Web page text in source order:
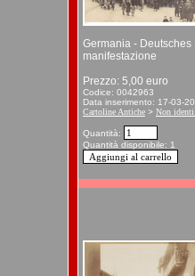
Germania - Deutsches
manifestazione
Prezzo: 5,00 euro
Codice: 0042963
Data inserimento: 17-03-
Cartoline Antiche > Non
Quantità:
Quantità disponibile: 1